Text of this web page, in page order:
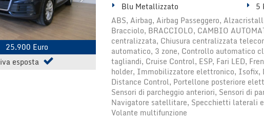
25.900 Euro
iva esposta
Blu Metallizzato
5
ABS, Airbag, Airbag Passeggero,
Bracciolo, BRACCIOLO, CAMBIO
centralizzata, Chiusura centralizzata
automatico, 3 zone, Controllo automatico
tagliandi, Cruise Control, ESP, Fari LED,
holder, Immobilizzatore elettronico, Isofix,
Distance Control, Portellone posteriore
Sensori di parcheggio anteriori, Sensori di
Navigatore satellitare, Specchietti laterali
Volante multifunzione